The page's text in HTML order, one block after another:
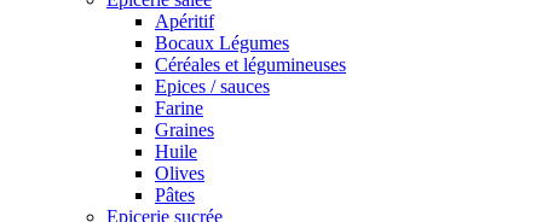
Apéritif
Bocaux Légumes
Céréales et légumineuses
Epices / sauces
Farine
Graines
Huile
Olives
Pâtes
Epicerie sucrée